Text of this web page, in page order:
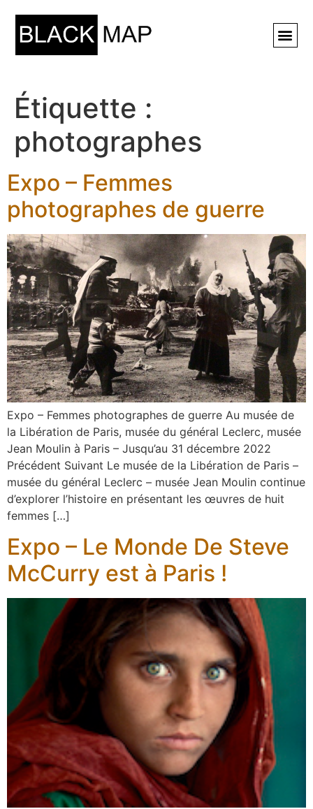
Étiquette :
photographes
Expo – Femmes
photographes de guerre
Expo – Femmes photographes de guerre Au musée de
la Libération de Paris, musée du général Leclerc, musée
Jean Moulin à Paris – Jusqu’au 31 décembre 2022
Précédent Suivant Le musée de la Libération de Paris –
musée du général Leclerc – musée Jean Moulin continue
d’explorer l’histoire en présentant les œuvres de huit
femmes […]
Expo – Le Monde De Steve
McCurry est à Paris !